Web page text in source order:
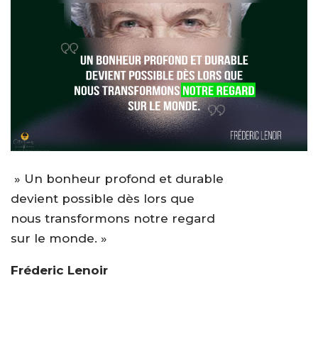
» Un bonheur profond et durable
devient possible dès lors que
nous transformons notre regard
sur le monde. »
Fréderic Lenoir